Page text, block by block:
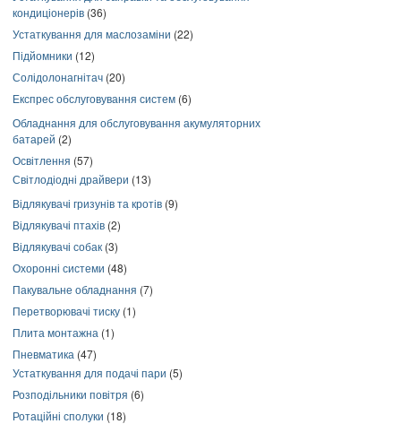
кондиціонерів (36)
Устаткування для маслозаміни (22)
Підйомники (12)
Солідолонагнітач (20)
Експрес обслуговування систем (6)
Обладнання для обслуговування акумуляторних
батарей (2)
Освітлення (57)
Світлодіодні драйвери (13)
Відлякувачі гризунів та кротів (9)
Відлякувачі птахів (2)
Відлякувачі собак (3)
Охоронні системи (48)
Пакувальне обладнання (7)
Перетворювачі тиску (1)
Плита монтажна (1)
Пневматика (47)
Устаткування для подачі пари (5)
Розподільники повітря (6)
Ротаційні сполуки (18)